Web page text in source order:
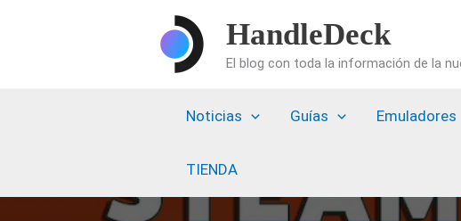
HandleDeck
El blog con toda la información de la
Noticias Guías Emuladores
TIENDA